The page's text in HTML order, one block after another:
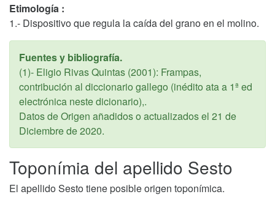
Etimología :
1.- Dispositivo que regula la caída del grano en el molino.
Fuentes y bibliografía.
(1)- Eligio Rivas Quintas (2001): Frampas,
contribución al diccionario gallego (inédito ata a 1ª ed
electrónica neste dicionario),.
Datos de Origen añadidos o actualizados el 21 de
Diciembre de 2020.
Toponímia del apellido Sesto
El apellido Sesto tiene posible origen toponímica.